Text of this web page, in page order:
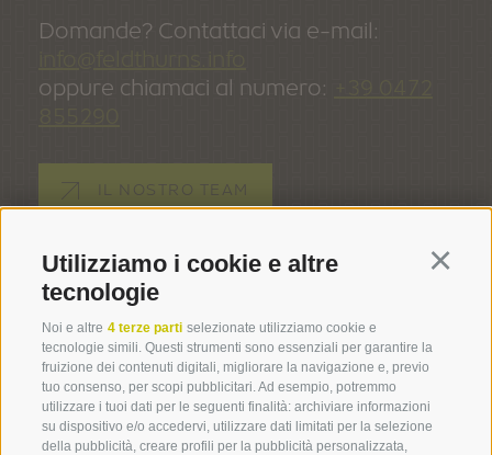
Utilizziamo i cookie e altre
tecnologie
Noi e altre 4 terze parti selezionate utilizziamo cookie e
tecnologie simili. Questi strumenti sono essenziali per garantire la
fruizione dei contenuti digitali, migliorare la navigazione e, previo
tuo consenso, per scopi pubblicitari. Ad esempio, potremmo
utilizzare i tuoi dati per le seguenti finalità: archiviare informazioni
su dispositivo e/o accedervi, utilizzare dati limitati per la selezione
della pubblicità, creare profili per la pubblicità personalizzata,
www.zurtraube.com
Hotel Rösslwirt
www.roesslwirt.com
Gasthof - Albergo Zum Englwirt
Paese
Tel. +39 0471 654 283 // +39 331 4007653
info@englwirt.com
www.englwirt.com
Domande? Contattaci via e-mail:
oppure chiamaci al numero:
IL NOSTRO TEAM
TOURIST INFO VELTURNO
PIAZZA SILVIUS-MAGNAGO 3 -
(BZ)
ORARI DI APERTURA
LUNEDÌ - VENERDÌ: ORE 09.00 - 12.00